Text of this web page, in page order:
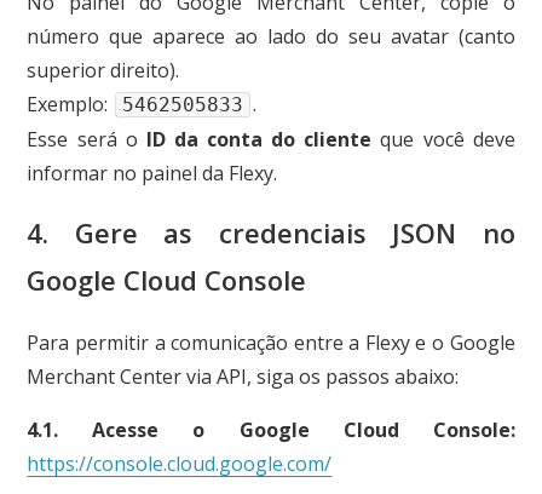
número que aparece ao lado do seu avatar (canto
superior direito).
Exemplo:
5462505833 .
Esse será o ID da conta do cliente que você deve
informar no painel da Flexy.
4. Gere as credenciais JSON no
Google Cloud Console
Para permitir a comunicação entre a Flexy e o Google
Merchant Center via API, siga os passos abaixo:
4.1. Acesse o Google Cloud Console:
https://console.cloud.google.com/